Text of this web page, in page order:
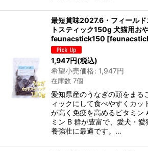
最短賞味2027.6・フィールド
トスティック150g 犬猫用お
feunacstick150 [
1,947円(税込)
希望小売価格: 1,947円
在庫数 7個
愛知県産のうなぎの頭をまる
ィックにして食べやすくカッ
が高く免疫を高めるビタミン
ミン B 群が豊富で、愛犬・
養強壮に最適です。…